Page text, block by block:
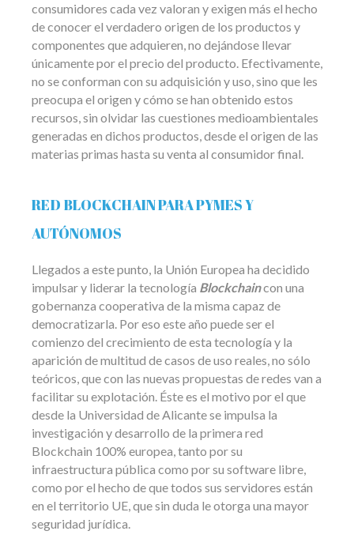
consumidores cada vez valoran y exigen más el hecho
de conocer el verdadero origen de los productos y
componentes que adquieren, no dejándose llevar
únicamente por el precio del producto. Efectivamente,
no se conforman con su adquisición y uso, sino que les
preocupa el origen y cómo se han obtenido estos
recursos, sin olvidar las cuestiones medioambientales
generadas en dichos productos, desde el origen de las
materias primas hasta su venta al consumidor final.
RED BLOCKCHAIN PARA PYMES Y
AUTÓNOMOS
Llegados a este punto, la Unión Europea ha decidido
impulsar y liderar la tecnología Blockchaincon una
gobernanza cooperativa de la misma capaz de
democratizarla. Por eso este año puede ser el
comienzo del crecimiento de esta tecnología y la
aparición de multitud de casos de uso reales, no sólo
teóricos, que con las nuevas propuestas de redes van a
facilitar su explotación. Éste es el motivo por el que
desde la Universidad de Alicante se impulsa la
investigación y desarrollo de la primera red
Blockchain 100% europea, tanto por su
infraestructura pública como por su software libre,
como por el hecho de que todos sus servidores están
en el territorio UE, que sin duda le otorga una mayor
seguridad jurídica.